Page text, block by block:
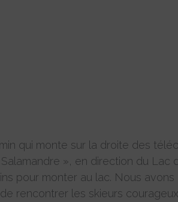
qui monte sur la droite des
», en direction du Lac
pour monter au lac. Nous
rencontrer les skieurs